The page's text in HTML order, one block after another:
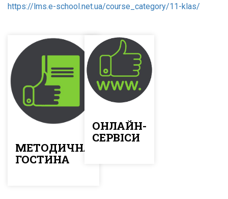
https://lms.e-school.net.ua/course_category/11-klas/
МЕТОДИЧНА
ГОСТИНА
ОНЛАЙН-
СЕРВІСИ